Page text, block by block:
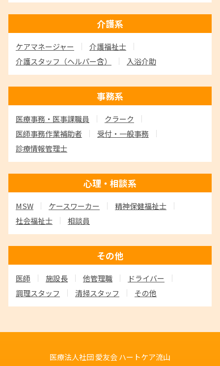
介護系
ケアマネージャー
介護福祉士
介護スタッフ （ヘルパー含） 入浴介助
事務系
医療事務・医事課職員
クラーク
医師事務作業補助者
受付・一般事務
診療情報管理士
心理・相談系
MSW ケースワーカー
精神保健福祉士
社会福祉士
相談員
その他
医師 施設長 他管理職
ドライバー
調理スタッフ
清掃スタッフ その他
医療法人社団 愛友会ハートケア流山